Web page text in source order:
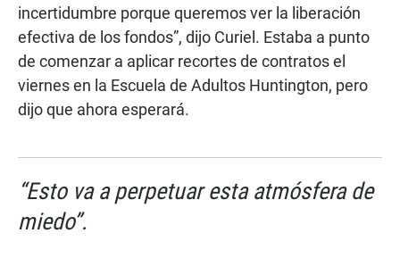
incertidumbre porque queremos ver la liberación
efectiva de los fondos”, dijo Curiel. Estaba a punto
de comenzar a aplicar recortes de contratos el
viernes en la Escuela de Adultos Huntington, pero
dijo que ahora esperará.
“Esto va a perpetuar esta atmósfera de
miedo”.